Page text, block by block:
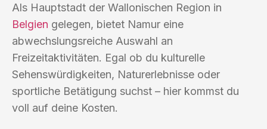
Als Hauptstadt der Wallonischen Region in
Belgien gelegen, bietet Namur eine
abwechslungsreiche Auswahl an
Freizeitaktivitäten. Egal ob du kulturelle
Sehenswürdigkeiten, Naturerlebnisse oder
sportliche Betätigung suchst – hier kommst du
voll auf deine Kosten.